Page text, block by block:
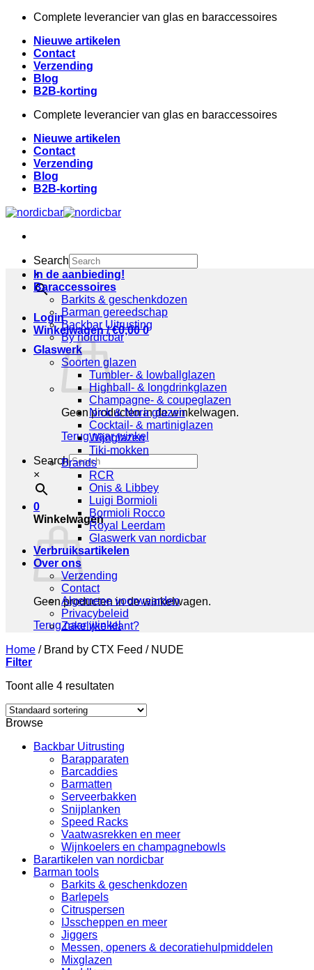
inhoud
Complete leverancier van glas en baraccessoires
Nieuwe artikelen
Contact
Verzending
Blog
B2B-korting
Complete leverancier van glas en baraccessoires
Nieuwe artikelen
Contact
Verzending
Blog
B2B-korting
Search
×
Login
Winkelwagen /€0,00 0
Geen producten in de winkelwagen.
Terug naar winkel
Search
×
0
Winkelwagen
Geen producten in de winkelwagen.
Terug naar winkel
In de aanbieding!
Baraccessoires
Barkits & geschenkdozen
Barman gereedschap
Backbar Uitrusting
By nordicbar
Glaswerk
Soorten glazen
Tumbler- & lowballglazen
Highball- & longdrinkglazen
Champagne- & coupeglazen
Nick & Nora glazen
Cocktail- & martiniglazen
Wijnglazen
Tiki-mokken
Brands
RCR
Onis & Libbey
Luigi Bormioli
Bormioli Rocco
Royal Leerdam
Glaswerk van nordicbar
Verbruiksartikelen
Over ons
Verzending
Contact
Algemene voorwaarden
Privacybeleid
Zakelijke klant?
Home /Brand by CTX Feed /NUDE
Filter
Toont alle 4 resultaten
Browse
Backbar Uitrusting
Barapparaten
Barcaddies
Barmatten
Serveerbakken
Snijplanken
Speed Racks
Vaatwasrekken en meer
Wijnkoelers en champagnebowls
Barartikelen van nordicbar
Barman tools
Barkits & geschenkdozen
Barlepels
Citruspersen
IJsscheppen en meer
Jiggers
Messen, openers & decoratiehulpmiddelen
Mixglazen